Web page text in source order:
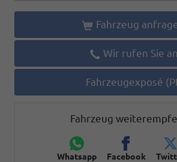
Fahrzeug
Wir rufen Sie an
Fahrzeugexposé
Fahrzeug
Whatsapp Facebook